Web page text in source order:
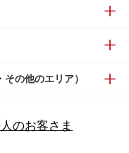
の他のエリア）
のお客さま